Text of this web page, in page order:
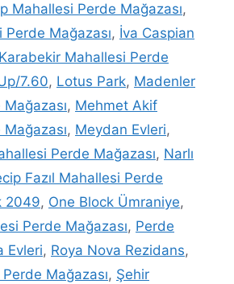
Mahallesi Perde Mağazası,
Mağazası, İva Caspian
Mahallesi Perde
7.60, Lotus Park, Madenler
, Mehmet Akif
, Meydan Evleri,
Perde Mağazası, Narlı
Fazıl Mahallesi Perde
2049, One Block Ümraniye,
Perde Mağazası, Perde
Evleri, Roya Nova Rezidans,
Mağazası, Şehir